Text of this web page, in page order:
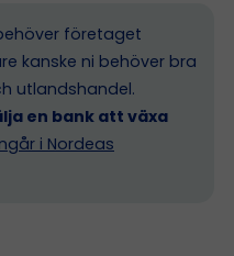
företaget
kanske ni behöver bra
utlandshandel.
en bank att växa
i Nordeas